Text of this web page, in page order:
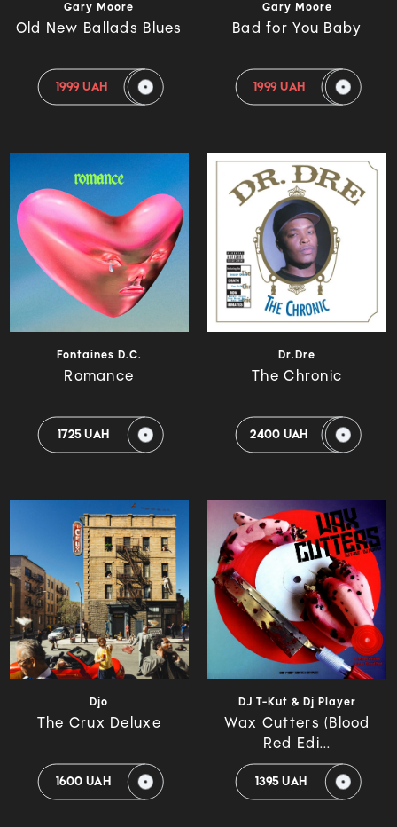
Gary Moore
Old New Ballads Blues
1999 UAH
Gary Moore
Bad for You Baby
1999 UAH
Fontaines D.C.
Romance
1725 UAH
Dr.Dre
The Chronic
2400 UAH
Djo
The Crux Deluxe
1600 UAH
DJ T-Kut & Dj Player
Wax Cutters (Blood
Red Edi...
1395 UAH